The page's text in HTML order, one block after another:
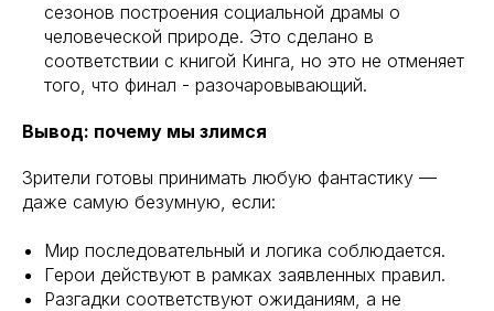
сезонов построения социальной драмы о
человеческой природе. Это сделано в
соответствии с книгой Кинга, но это не отменяет
того, что финал - разочаровывающий.
Вывод: почему мы злимся
Зрители готовы принимать любую фантастику —
даже самую безумную, если:
Мир последовательный и логика соблюдается.
Герои действуют в рамках заявленных правил.
Разгадки соответствуют ожиданиям, а не